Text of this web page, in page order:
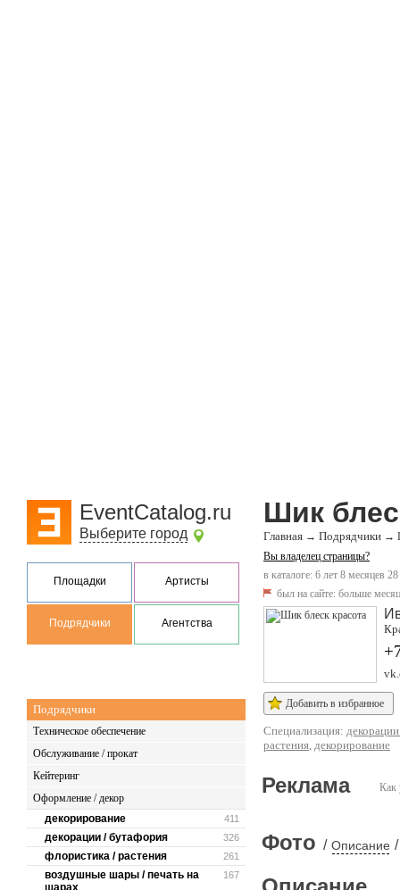
EventCatalog.ru
Выберите город
Площадки Артисты
Подрядчики Агентства
Подрядчики
Техническое обеспечение
Обслуживание / прокат
Кейтеринг
Оформление / декор
411
декорирование
326
декорации / бутафория
261
флористика / растения
167
воздушные шары / печать на
шарах
Шик
Главная → Подрядчики →
Вы владелец страницы?
в каталоге: 6 лет 8 месяцев
был на сайте: больше
Добавить в избранное
Специализация:
растения, декорирование
Как
Реклама
Фото / Описание /